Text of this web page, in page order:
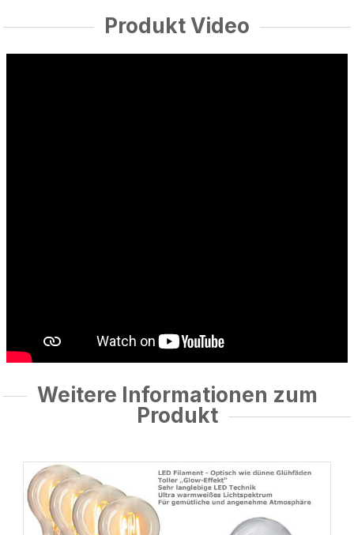
Produkt Video
Weitere Informationen zum
Produkt